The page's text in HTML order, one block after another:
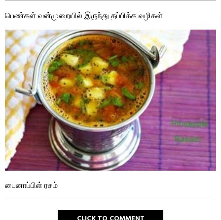
பெண்கள் வன்முறையில் இருந்து தப்பிக்க வழிகள்
பைனாப்பிள் ரசம்